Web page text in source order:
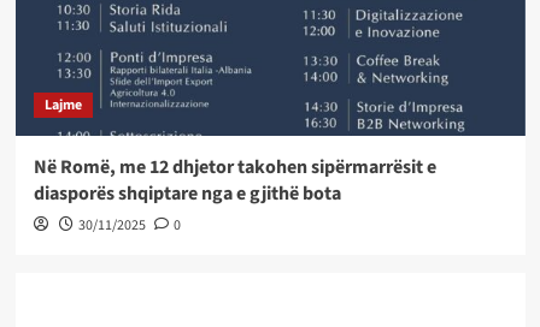
Lajme
Në Romë, me 12 dhjetor takohen sipërmarrësit e
diasporës shqiptare nga e gjithë bota
30/11/2025 0